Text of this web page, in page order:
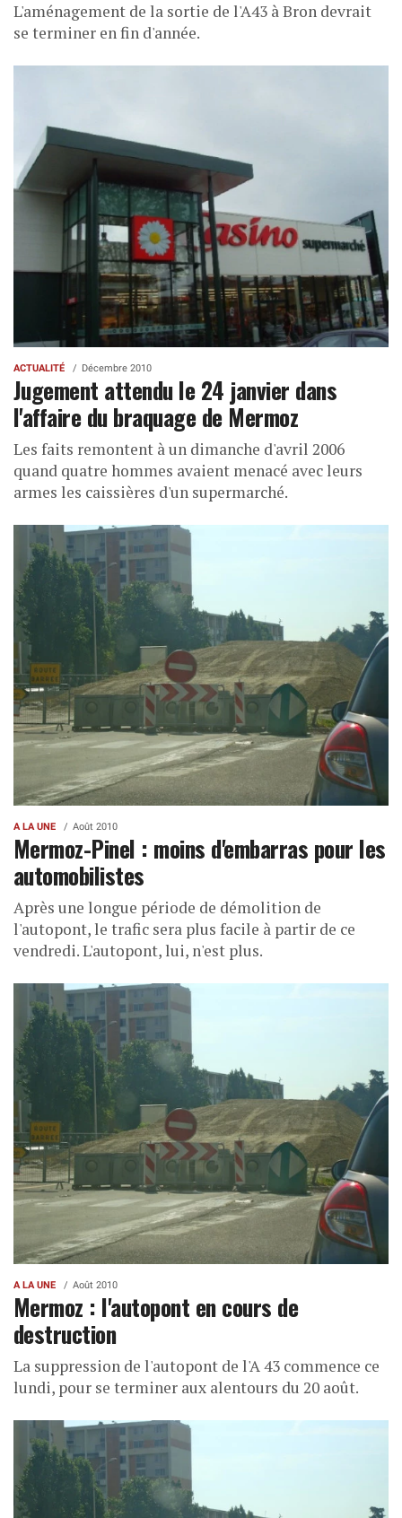
L'aménagement de la sortie de l'A43 à Bron devrait
se terminer en fin d'année.
ACTUALITÉ Décembre 2010
Jugement attendu le 24 janvier dans
l'affaire du braquage de Mermoz
Les faits remontent à un dimanche d'avril 2006
quand quatre hommes avaient menacé avec leurs
armes les caissières d'un supermarché.
A LA UNE Août 2010
Mermoz-Pinel : moins d'embarras pour les
automobilistes
Après une longue période de démolition de
l'autopont, le trafic sera plus facile à partir de ce
vendredi. L'autopont, lui, n'est plus.
A LA UNE Août 2010
Mermoz : l'autopont en cours de
destruction
La suppression de l'autopont de l'A 43 commence ce
lundi, pour se terminer aux alentours du 20 août.